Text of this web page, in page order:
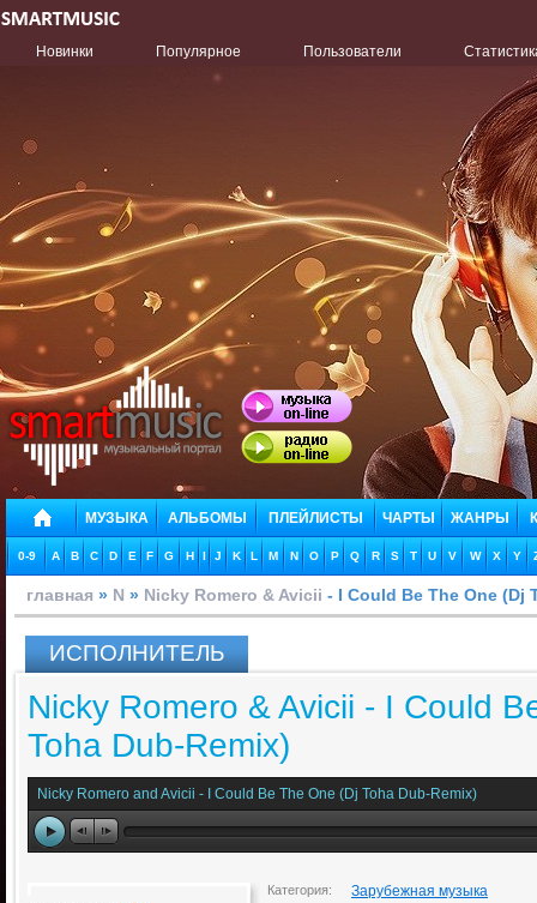
Новинки Популярное Пользователи
МУЗЫКА АЛЬБОМЫ ПЛЕЙЛИСТЫ ЧАРТЫ ЖАНРЫ
0-9 A B C D E F G H I J K L M N O P Q R S T U V W X Y
главная » N » Nicky Romero & Avicii - I Could Be The One (Dj
ИСПОЛНИТЕЛЬ
Nicky Romero & Avicii - I Could
Toha Dub-Remix)
Nicky Romero and Avicii - I Could Be The One (Dj Toha Dub-Remix)
Категория: Зарубежная музыка